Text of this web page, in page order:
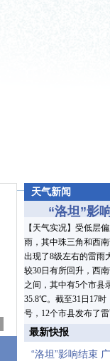
天气新闻
“洛坦”影
【天气实况】 受低层
雨，其中珠三角和西
出现了8级左右的雷雨
较30日有所回升，西
之间，其中有5个市县
35.8℃。截至31日17时
号，12个市县发布了
最新快报
“洛坦”影响结束